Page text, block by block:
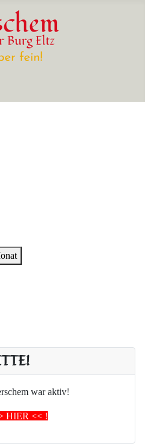
war aktiv!
HIER << !